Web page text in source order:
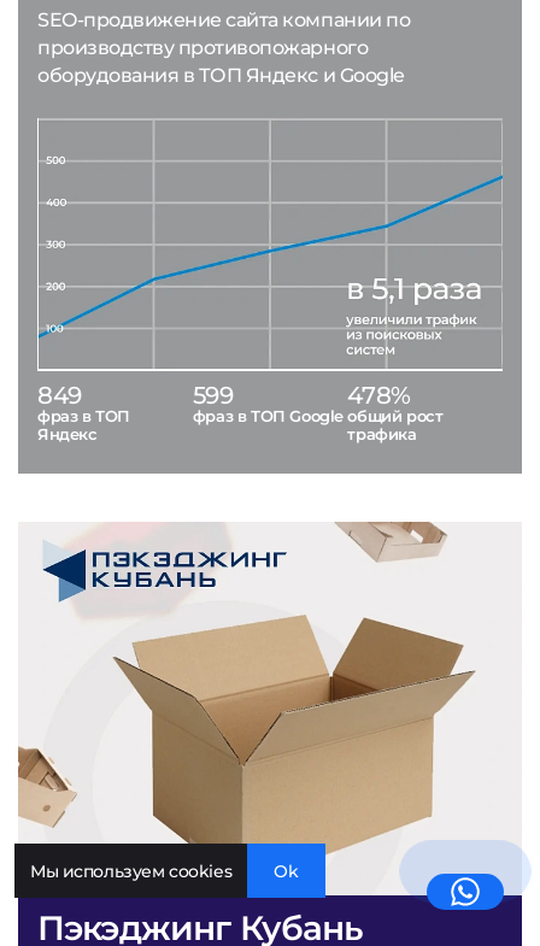
Пэкэджинг Кубань
SEO-продвижение сайта компании по
производству противопожарного
оборудования в ТОП Яндекс и Google
849
фраз в ТОП
Яндекс
599
фраз в ТОП Google
478%
общий рост
трафика
Мы используем cookies Ok